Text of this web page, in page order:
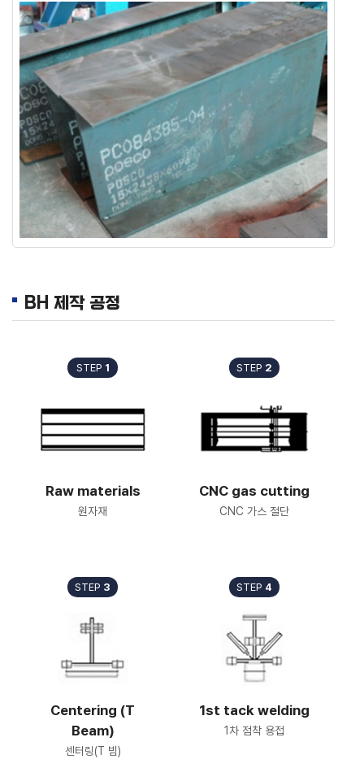
BH 제작 공정
STEP 1
Raw materials
원자재
STEP 2
CNC gas cutting
CNC 가스 절단
STEP 3
Centering (T
Beam)
센터링(T 빔)
STEP 4
1st tack welding
1차 점착 용접